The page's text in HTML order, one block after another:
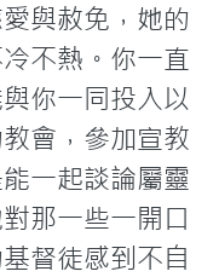
與赦免，她的
不熱。你一直
你一同投入以
會，參加宣教
一起談論屬靈
那一些一開口
督徒感到不自